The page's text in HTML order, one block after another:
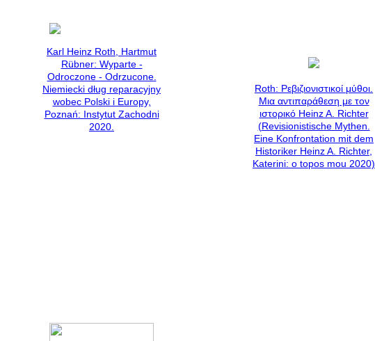
Karl Heinz Roth, Hartmut
Rübner: Wyparte -
Odroczone - Odrzucone.
Niemiecki dług reparacyjny
wobec Polski i Europy,
Poznań: Instytut Zachodni
2020.
Roth: Ρεβιζιονιστικοί μύθοι.
Μια αντιπαράθεση με τον
ιστορικό Heinz A. Richter
(Revisionistische Mythen.
Eine Konfrontation mit dem
Historiker Heinz A. Richter,
Katerini: o topos mou 2020)